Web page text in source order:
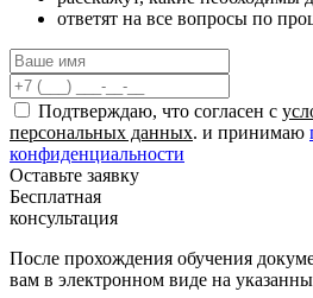
ответят на все вопросы по
Подтверждаю, что согласен с
персональных данных. и принимаю
конфиденциальности
Оставьте заявку
Бесплатная
консультация
После прохождения обучения
вам в электронном виде на